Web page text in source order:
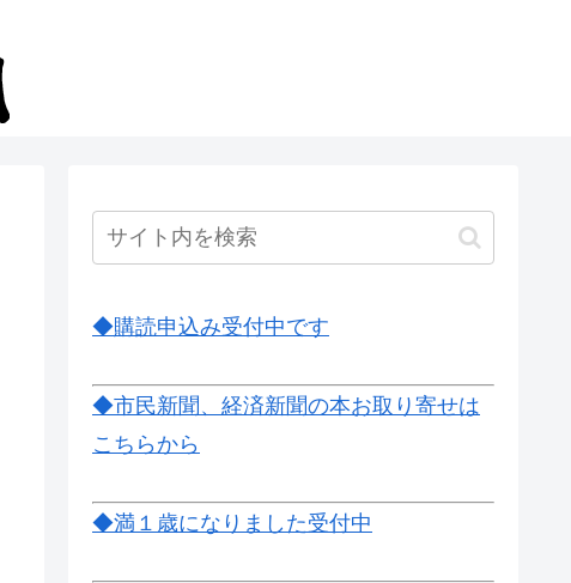
◆購読申込み受付中です
◆市民新聞、経済新聞の本お取り寄せは
こちらから
◆満１歳になりました受付中